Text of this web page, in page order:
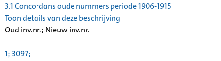
3.1Concordans oude nummers periode 1906-1915
Toon details van deze beschrijving
Oud inv.nr.; Nieuw inv.nr.
1; 3097;